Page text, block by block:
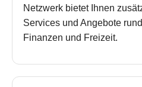
Netzwerk bietet Ihnen
Services und Angebote
Finanzen und Freizeit.